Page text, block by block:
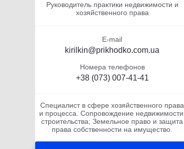
Руководитель практики недвижимости и
хозяйственного права
E-mail
kirilkin@prikhodko.com.ua
Номера телефонов
+38 (073) 007-41-41
Специалист в сфере хозяйственного права
и процесса. Сопровождение недвижимости,
строительства; Земельное право и защита
права собственности на имущество.